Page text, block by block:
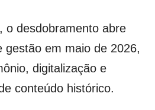
o desdobramento abre
gestão em maio de 2026,
digitalização e
conteúdo histórico.